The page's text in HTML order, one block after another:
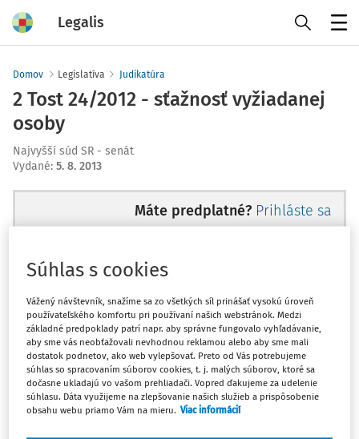
Legalis
Domov Legislatíva Judikatúra
2 Tost 24/2012 - sťažnosť vyžiadanej
osoby
Najvyšší súd SR - senát
Vydané: 5. 8. 2013
Máte predplatné? Prihláste sa
Ups, zatiaľ ste si prečítali len
začiatok...
Celý odborný obsah z tejto oblasti je
dostupný predplatiteľom portálu.
Súhlas s cookies
Vážený návštevník, snažíme sa zo všetkých síl prinášať vysokú úroveň
používateľského komfortu pri používaní našich webstránok. Medzi
základné predpoklady patrí napr. aby správne fungovalo vyhľadávanie,
aby sme vás neobťažovali nevhodnou reklamou alebo aby sme mali
dostatok podnetov, ako web vylepšovať. Preto od Vás potrebujeme
súhlas so spracovaním súborov cookies, t. j. malých súborov, ktoré sa
dočasne ukladajú vo vašom prehliadači. Vopred ďakujeme za udelenie
súhlasu. Dáta využijeme na zlepšovanie našich služieb a prispôsobenie
obsahu webu priamo Vám na mieru. Viac informácií